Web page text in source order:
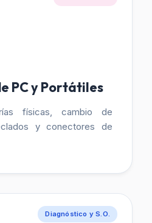
PC y Portátiles
físicas, cambio de
y conectores de
Diagnóstico y S.O.